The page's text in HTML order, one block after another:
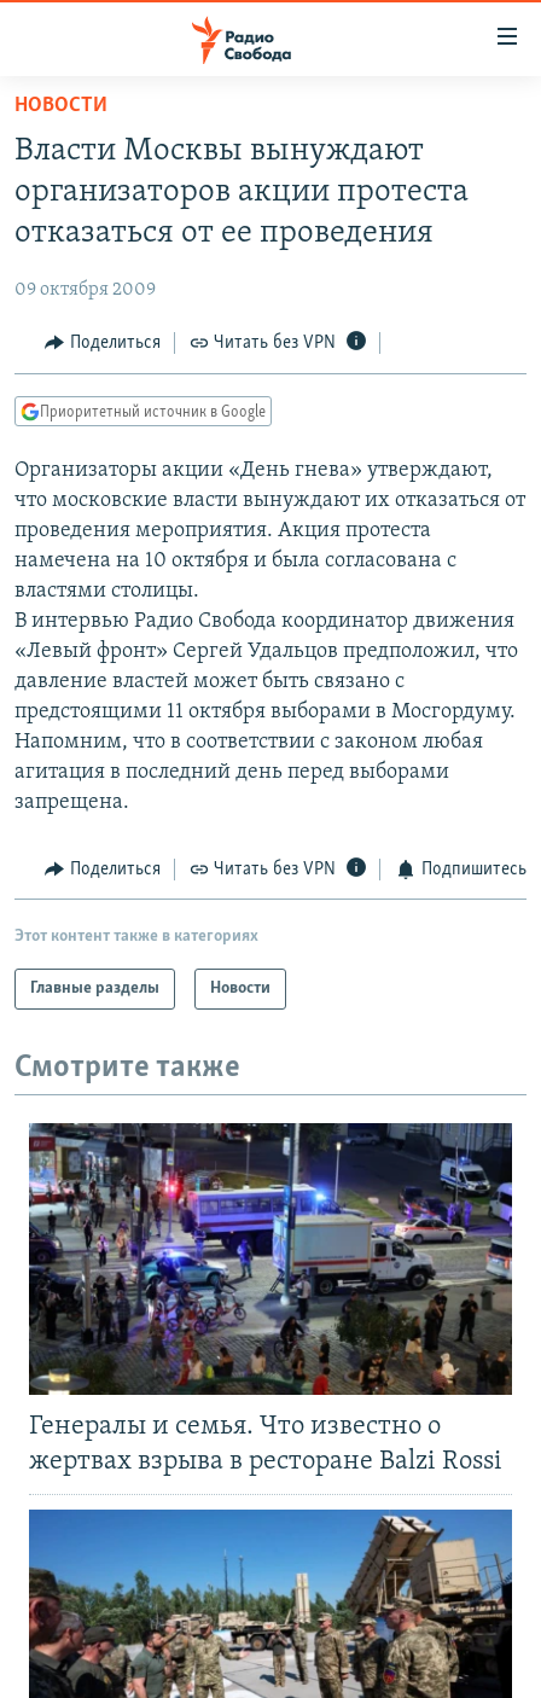
упрощенного
доступа
основному
Вернутся
Вернутся
поиску
АВТОРСКИЕ ПРОЕКТЫ
МНЕНИЯ
КУЛЬТУРА
КАВКАЗ.РЕАЛИИ
СЕВЕР.РЕАЛИИ
СИБИРЬ.РЕАЛИИ
РАСПИСАНИЕ ВЕЩАНИЯ
ПОДПИШИТЕСЬ НА РАССЫЛКУ
НОВОСТИ
Власти Москвы вынуждают
организаторов акции протеста
отказаться от ее проведения
09 октября 2009
Поделиться Читать без VPN
Приоритетный источник в Google
Организаторы акции «День гнева» утверждают,
что московские власти вынуждают их отказаться от
проведения мероприятия. Акция протеста
намечена на 10 октября и была согласована с
властями столицы.
В интервью Радио Свобода координатор движения
«Левый фронт» Сергей Удальцов предположил, что
давление властей может быть связано с
предстоящими 11 октября выборами в Мосгордуму.
Напомним, что в соответствии с законом любая
агитация в последний день перед выборами
запрещена.
Поделиться Читать без VPN Подпишитесь
Этот контент также в категориях
Главные разделы Новости
Смотрите также
Генералы и семья. Что известно о
жертвах взрыва в ресторане Balzi Rossi